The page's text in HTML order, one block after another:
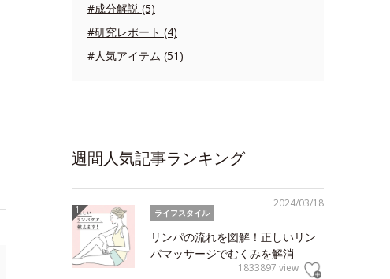
#成分解説 (5)
#研究レポート (4)
#人気アイテム (51)
週間人気記事ランキング
2024/03/18
ライフスタイル
リンパの流れを図解！正しいリン
パマッサージでむくみを解消
1833897 view